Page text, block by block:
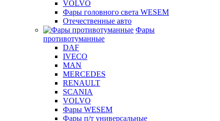
VOLVO
Фары головного света WESEM
Отечественные авто
Фары
противотуманные
DAF
IVECO
MAN
MERCEDES
RENAULT
SCANIA
VOLVO
Фары WESEM
Фары п/т универсальные